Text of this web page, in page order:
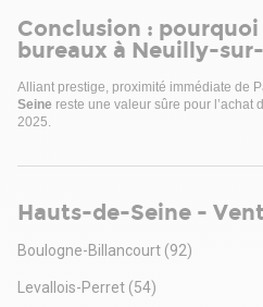
Conclusion :
bureaux à Neuilly-
Alliant prestige, proximité immédiate de
Seine reste une valeur sûre pour l’achat
2025.
Hauts-de-Seine -
Boulogne-Billancourt (92)
Levallois-Perret (54)